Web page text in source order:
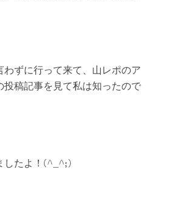
わずに行って来て、山レポのア
投稿記事を見て私は知ったので
したよ！(^_^;)